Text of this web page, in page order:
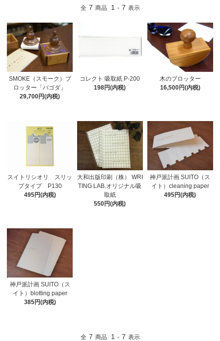
全 7 商品 1 - 7 表示
SMOKE（スモーク）ブ
ロッター「パゴダ」
29,700円(内税)
コレクト 吸取紙 P-200
198円(内税)
木のブロッター
16,500円(内税)
スイトリシオリ スリッ
プタイプ P130
495円(内税)
大和出版印刷（株） WRI
TING LAB.オリジナル吸
取紙
550円(内税)
神戸派計画 SUITO（ス
イト）cleaning paper
495円(内税)
神戸派計画 SUITO（ス
イト）blotting paper
385円(内税)
全 7 商品 1 - 7 表示